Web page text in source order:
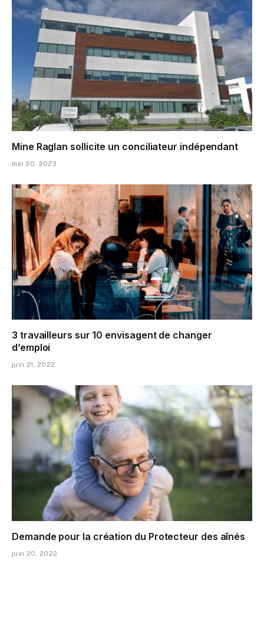
Mine Raglan sollicite un conciliateur indépendant
mai 30, 2023
3 travailleurs sur 10 envisagent de changer
d’emploi
juin 21, 2022
Demande pour la création du Protecteur des aînés
juin 20, 2022